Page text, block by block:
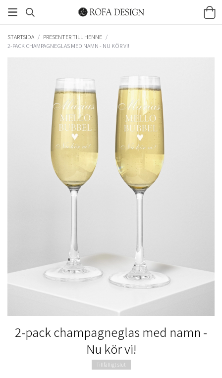
STARTSIDA / PRESENTER TILL HENNE /
2-PACK CHAMPAGNEGLAS MED NAMN - NU KÖR VI!
2-pack champagneglas med namn -
Nu kör vi!
Tillfälligt slut